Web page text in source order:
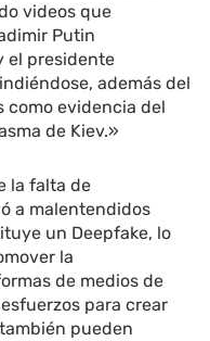
videos que
Putin
el presidente
además del
como evidencia del
de Kiev.»
la falta de
a malentendidos
un Deepfake, lo
la
de medios de
para crear
pueden